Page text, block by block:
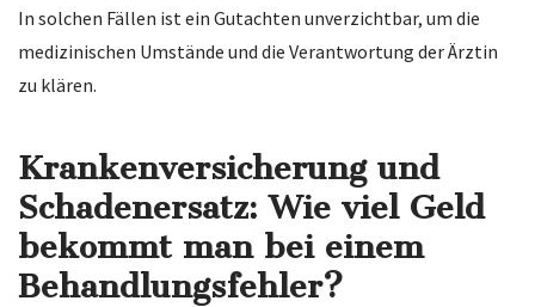
In solchen Fällen ist ein Gutachten unverzichtbar, um die
medizinischen Umstände und die Verantwortung der Ärztin
zu klären.
Krankenversicherung und
Schadenersatz:Wie viel Geld
bekommt man bei einem
Behandlungsfehler?